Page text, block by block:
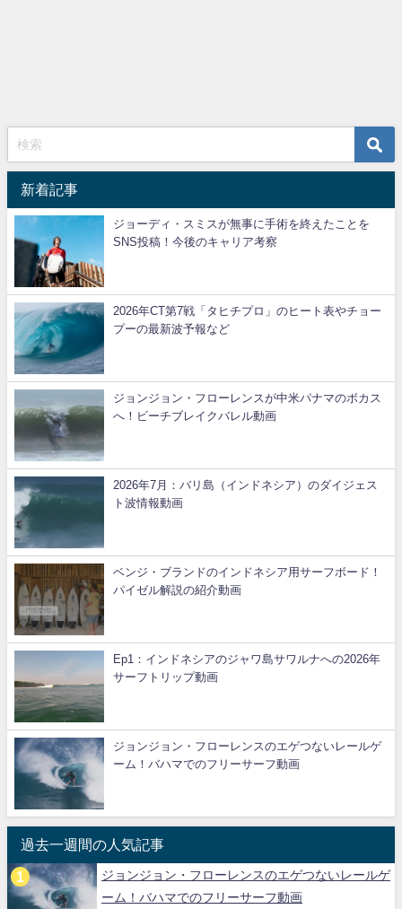
新着記事
ジョーディ・スミスが無事に手術を終えたことを
SNS投稿！今後のキャリア考察
2026年CT第7戦「タヒチプロ」のヒート表やチョー
プーの最新波予報など
ジョンジョン・フローレンスが中米パナマのボカス
へ！ビーチブレイクバレル動画
2026年7月：バリ島（インドネシア）のダイジェス
ト波情報動画
ベンジ・ブランドのインドネシア用サーフボード！
パイゼル解説の紹介動画
Ep1：インドネシアのジャワ島サワルナへの2026年
サーフトリップ動画
ジョンジョン・フローレンスのエゲつないレールゲ
ーム！バハマでのフリーサーフ動画
過去一週間の人気記事
ジョンジョン・フローレンスのエゲつないレールゲ
ーム！バハマでのフリーサーフ動画